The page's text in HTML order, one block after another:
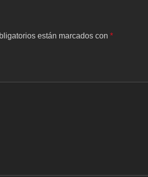
están marcados con *